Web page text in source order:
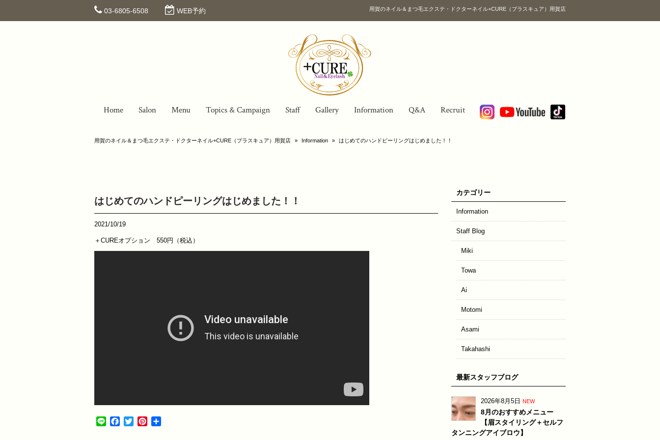
03-6805-6508 WEB予約 用賀のネイル＆まつ毛エクステ・ドクターネイル+CURE（プラスキュア）用賀店
Home Salon Menu Topics & Campaign Staff Gallery Information Q&A Recruit
用賀のネイル＆まつ毛エクステ・ドクターネイル+CURE（プラスキュア）用賀店 » Information » はじめてのハンドピーリングはじめました！！
はじめてのハンドピーリングはじめました！！
2021/10/19
＋CUREオプション 550円（税込）
Line Facebook
TwitterPinterest
カテゴリー
Information
Staff Blog
Miki
Towa
Ai
Motomi
Asami
Takahashi
最新スタッフブログ
2026年8月5日 NEW
8月のおすすめメニュー
【眉スタイリング＋セルフ
タンニングアイブロウ】